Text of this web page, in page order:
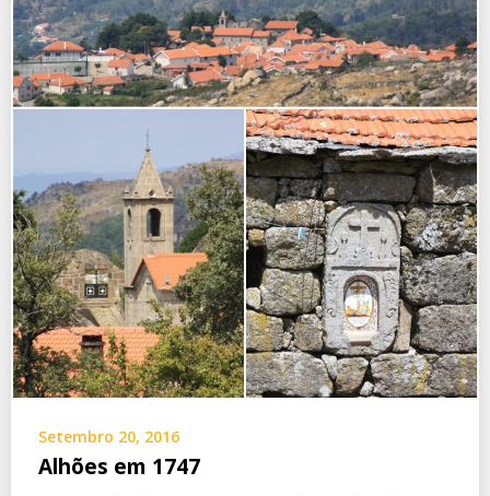
Setembro 20, 2016
Alhões em 1747